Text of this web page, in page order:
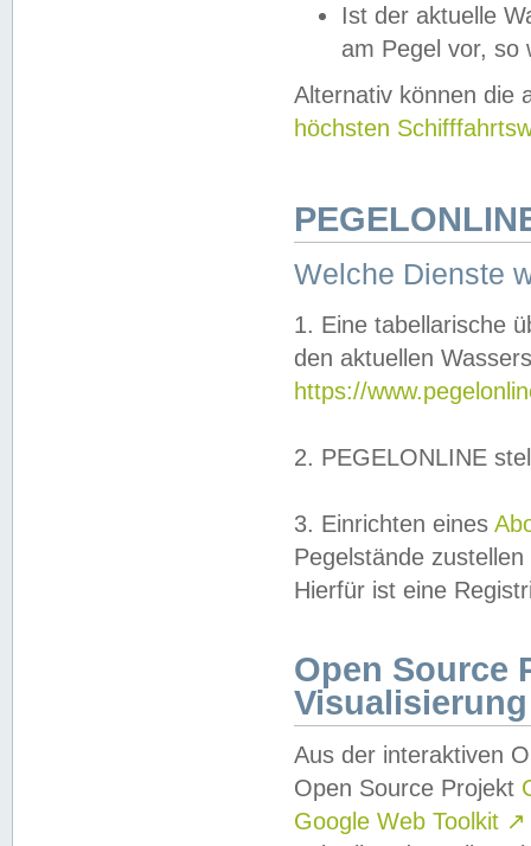
Ist der aktuelle
am Pegel vor,
Alternativ können die
höchsten
Welche Dienste
1. Eine tabellarische
den aktuellen
https://
2. PEGELONLINE
3. Einrichten eines
Pegelstände
Hierfür ist eine
Open Source
Visualisierung
Aus der interaktiven
Open Source Projekt
Google Web Toolkit ↗